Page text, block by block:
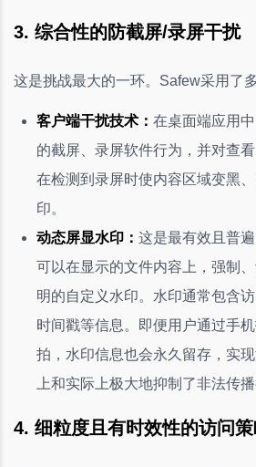
3. 综合性的防截屏/录屏干扰
这是挑战最大的一环。Safew采用了
客户端干扰技术： 在桌面端应用
的截屏、录屏软件行为，并对查
在检测到录屏时使内容区域变黑
印。
动态屏显水印： 这是最有效且普
可以在显示的文件内容上，强制
明的自定义水印。水印通常包含访
时间戳等信息。即便用户通过手
拍，水印信息也会永久留存，实
上和实际上极大地抑制了非法传播
4. 细粒度且有时效性的访问